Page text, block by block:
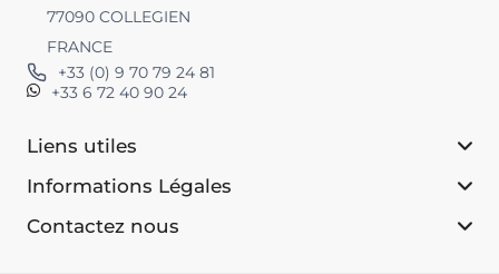
77090 COLLEGIEN
FRANCE
+33 (0) 9 70 79 24 81
+33 6 72 40 90 24
Liens utiles
Informations Légales
Contactez nous